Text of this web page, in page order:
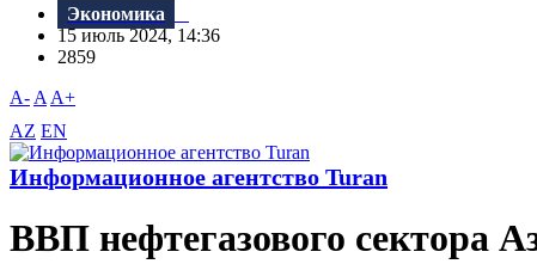
Экономика
15 июль 2024, 14:36
2859
A- A A+
AZ EN
Информационное агентство Turan
ВВП нефтегазового сектора